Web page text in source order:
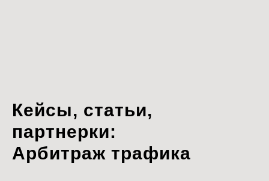
Кейсы, статьи,
партнерки:
Арбитраж трафика